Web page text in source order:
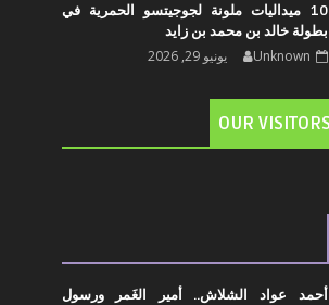
10 ميداليات ملونة لجوجيتسو الحمرية في
بطولة خالد بن محمد بن زايد
Unknown يونيو 29, 2026
أحمد عواد الشلاش.. أمير الغَمر ورسول